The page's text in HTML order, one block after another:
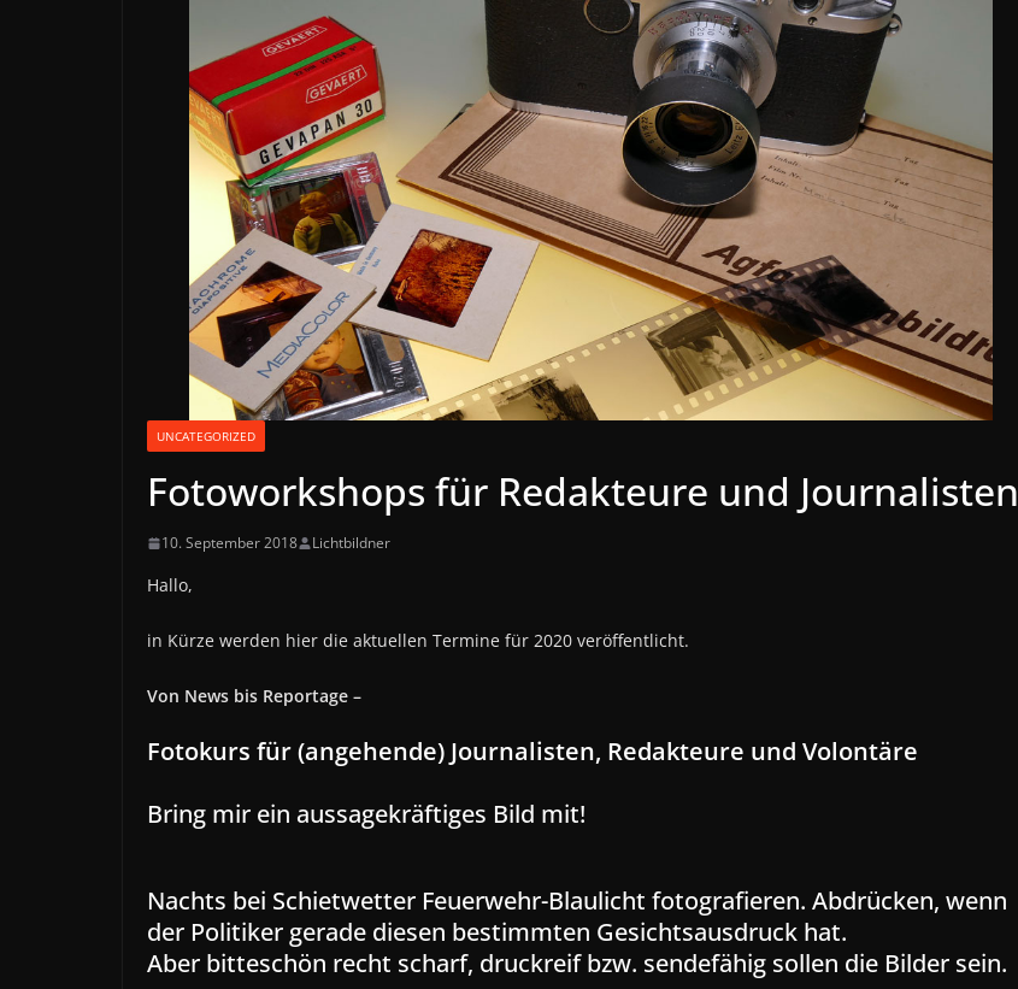
UNCATEGORIZED
Fotoworkshops für Redakteure und Journalisten
10. September 2018 Lichtbildner
Hallo,
in Kürze werden hier die aktuellen Termine für 2020 veröffentlicht.
Von News bis Reportage –
Fotokurs für (angehende) Journalisten, Redakteure und Volontäre
Bring mir ein aussagekräftiges Bild mit!
Nachts bei Schietwetter Feuerwehr-Blaulicht fotografieren. Abdrücken, wenn
der Politiker gerade diesen bestimmten Gesichtsausdruck hat.
Aber bitteschön recht scharf, druckreif bzw. sendefähig sollen die Bilder sein.